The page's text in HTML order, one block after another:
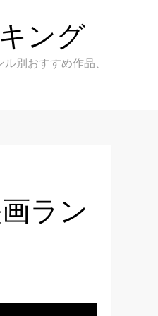
ング
別おすすめ作品、
ラン